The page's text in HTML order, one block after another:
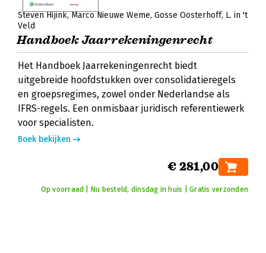
Steven Hijink Marco Nieuwe Weme Gosse Oosterhoff L. in 't
Veld
Handboek Jaarrekeningenrecht
Het Handboek Jaarrekeningenrecht biedt
uitgebreide hoofdstukken over consolidatieregels
en groepsregimes, zowel onder Nederlandse als
IFRS-regels. Een onmisbaar juridisch referentiewerk
voor specialisten.
Boek bekijken
€ 281,00
Op voorraad | Nu besteld, dinsdag in huis | Gratis verzonden